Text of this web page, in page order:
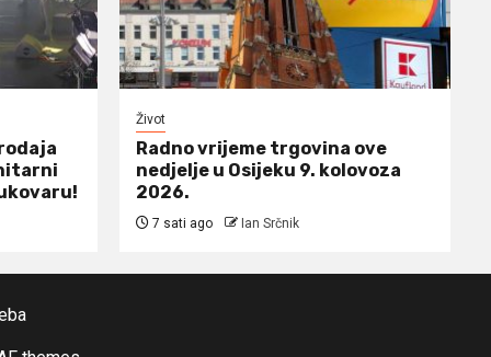
Život
Radno vrijeme trgovina ove
nedjelje u Osijeku 9. kolovoza
2026.
7 sati ago Ian Srčnik